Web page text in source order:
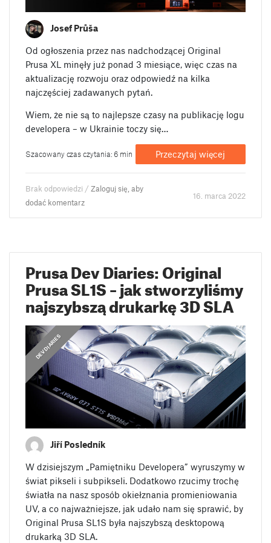
Josef Průša
Od ogłoszenia przez nas nadchodzącej Original
Prusa XL minęły już ponad 3 miesiące, więc czas na
aktualizację rozwoju oraz odpowiedź na kilka
najczęściej zadawanych pytań.
Wiem, że nie są to najlepsze czasy na publikację logu
developera – w Ukrainie toczy się…
Szacowany czas czytania: 6 min Przeczytaj więcej
Brak odpowiedzi /Zaloguj się, aby
dodać komentarz
16. marca 2022
Prusa Dev Diaries: Original
Prusa SL1S – jak stworzyliśmy
najszybszą drukarkę 3D SLA
DEV DIARIES
Jiří Posledník
W dzisiejszym „Pamiętniku Developera” wyruszymy w
świat pikseli i subpikseli. Dodatkowo rzucimy trochę
światła na nasz sposób okiełznania promieniowania
UV, a co najważniejsze, jak udało nam się sprawić, by
Original Prusa SL1S była najszybszą desktopową
drukarką 3D SLA.